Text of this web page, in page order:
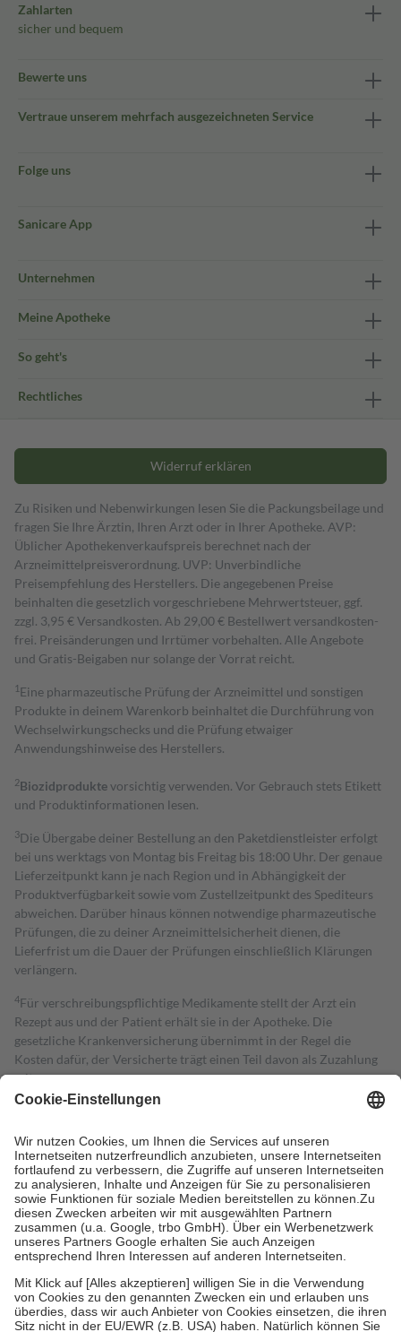
Zahlarten
sicher und bequem
Bewerte uns
Vertraue unserem mehrfach ausgezeichneten Service
Folge uns
Sanicare App
Unternehmen
Meine Apotheke
So geht's
Rechtliches
Widerruf erklären
Zu Risiken und Nebenwirkungen lesen Sie die Packungsbeilage und
fragen Sie Ihre Ärztin, Ihren Arzt oder in Ihrer Apotheke. AVP:
Üblicher Apothekenverkaufspreis berechnet nach der
Arzneimittelpreisverordnung. UVP: Unverbindliche
Preisempfehlung des Herstellers. Die angegebenen Preise
beinhalten die gesetzlich vorgeschriebene Mehrwertsteuer, ggf.
zzgl. 3,95 € Versandkosten. Ab 29,00 € Bestell­wert versand­kosten­
frei. Preisänderungen und Irrtümer vorbehalten. Alle Angebote
und Gratis-Beigaben nur solange der Vorrat reicht.
1 Eine pharmazeutische Prüfung der Arzneimittel und sonstigen
Produkte in deinem Warenkorb beinhaltet die Durchführung von
Wechselwirkungschecks und die Prüfung etwaiger
Anwendungshinweise des Herstellers.
2Biozidproduktevorsichtig verwenden. Vor Gebrauch stets Etikett
und Produktinformationen lesen.
3Die Übergabe deiner Bestellung an den Paketdienstleister erfolgt
bei uns werktags von Montag bis Freitag bis 18:00 Uhr. Der genaue
Lieferzeitpunkt kann je nach Region und in Abhängigkeit der
Produktverfügbarkeit sowie vom Zustellzeitpunkt des Spediteurs
abweichen. Darüber hinaus können notwendige pharmazeutische
Prüfungen, die zu deiner Arzneimittelsicherheit dienen, die
Lieferfrist um die Dauer der Prüfungen einschließlich Klärungen
verlängern.
4Für verschreibungspflichtige Medikamente stellt der Arzt ein
Rezept aus und der Patient erhält sie in der Apotheke. Die
gesetzliche Krankenversicherung übernimmt in der Regel die
Kosten dafür, der Versicherte trägt einen Teil davon als Zuzahlung
mit.
Grundsätzlich leisten Mitglieder Zuzahlungen in Höhe von zehn
höchstens zehn Euro.
Es sind jedoch nie mehr als die tatsächlichen
Kosten der Leistung zu entrichten.
Diese Regeln gelten grundsätzlich auch für Online-Apotheken.
Bei Heilmitteln und häuslicher Krankenpflege beträgt die
Zuzahlung zehn Prozent der Kosten sowie zehn Euro je
Verordnung.
Um das Engagement der Versicherten für ihre eigene Gesundheit zu
stärken und die besondere Stellung der Familie zu unterstützen,
fallenkeine Zuzahlungenan bei:
• Kindern und Jugendlichen bis zum vollendeten 18. Lebensjahr
mit Ausnahme der Fahrkosten